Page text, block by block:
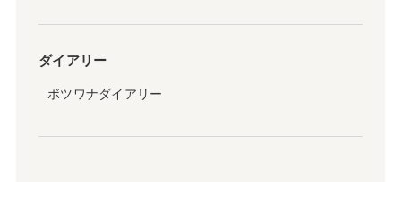
ダイアリー
ボツワナダイアリー